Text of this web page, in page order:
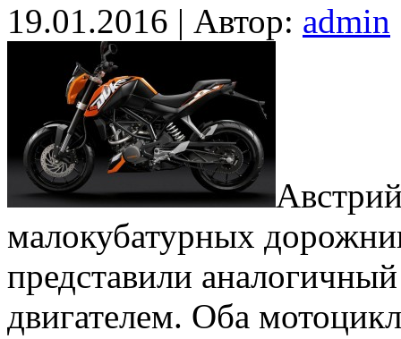
19.01.2016 | Автор: admin
малокубатурных
представили
двигателем. Оба